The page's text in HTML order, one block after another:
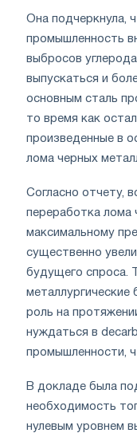
Она подчеркнула,
промышленность
выбросов
выпускаться и
основным сталь
то время как
произведенные в
лома черных
Согласно отчету,
переработка лома
максимальному
существенно
будущего спроса.
роль на
нуждаться в
промышленности,
В докладе была
необходимость
нулевым уровнем